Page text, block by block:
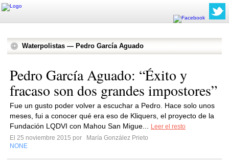
Waterpolistas — Pedro García Aguado
Pedro García Aguado: “Éxito y
fracaso son dos grandes impostores”
Fue un gusto poder volver a escuchar a Pedro. Hace solo unos
meses, fui a conocer qué era eso de Kliquers, el proyecto de la
Fundación LQDVI con Mahou San Migue...
Leer el resto
El 25 noviembre 2015 por
María González Prieto
NONE